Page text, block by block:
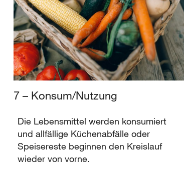
7 – Konsum/Nutzung
Die Lebensmittel werden konsumiert
und allfällige Küchenabfälle oder
Speisereste beginnen den Kreislauf
wieder von vorne.